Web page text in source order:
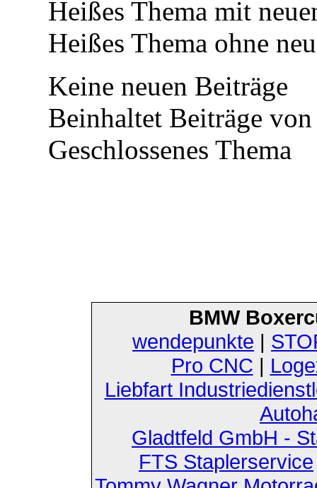
Heißes Thema mit
Heißes Thema ohne
Keine neuen Beiträge
Beinhaltet Beiträge
Geschlossenes Thema
BMW
wendepunkte |
Pro CNC |
Liebfart
Gladtfeld GmbH -
FTS Staplerservice